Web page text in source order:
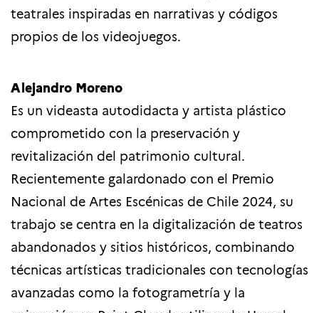
teatrales inspiradas en narrativas y códigos
propios de los videojuegos.
Alejandro Moreno
Es un videasta autodidacta y artista plástico
comprometido con la preservación y
revitalización del patrimonio cultural.
Recientemente galardonado con el Premio
Nacional de Artes Escénicas de Chile 2024, su
trabajo se centra en la digitalización de teatros
abandonados y sitios históricos, combinando
técnicas artísticas tradicionales con tecnologías
avanzadas como la fotogrametría y la